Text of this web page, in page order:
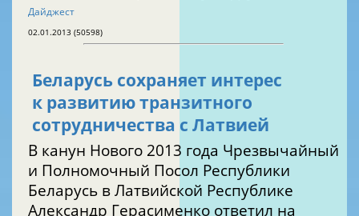
Дайджест
02.01.2013 (50598)
Беларусь сохраняет интерес
к развитию транзитного
сотрудничества с Латвией
В канун Нового 2013 года Чрезвычайный
и Полномочный Посол Республики
Беларусь в Латвийской Республике
Александр Герасименко ответил на